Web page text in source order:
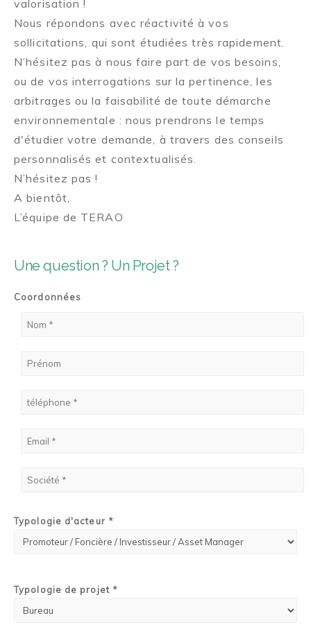
Une question ? Un Projet ?
Coordonnées
Typologie d'acteur *
Typologie de projet *
valorisation !
Nous répondons avec réactivité à vos
sollicitations, qui sont étudiées très rapidement.
N’hésitez pas à nous faire part de vos besoins,
ou de vos interrogations sur la pertinence, les
arbitrages ou la faisabilité de toute démarche
environnementale : nous prendrons le temps
d'étudier votre demande, à travers des conseils
personnalisés et contextualisés.
N’hésitez pas !
A bientôt,
L’équipe de TERAO